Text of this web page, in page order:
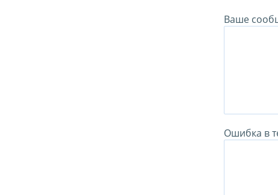
Ваше
Ошибка в